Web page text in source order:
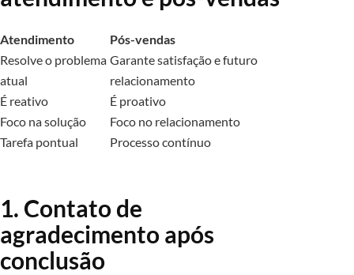
Atendimento
Pós-vendas
Resolve o problema
atual
Garante satisfação e futuro
relacionamento
É reativo
É proativo
Foco na solução
Foco no relacionamento
Tarefa pontual
Processo contínuo
1. Contato de
agradecimento após
conclusão